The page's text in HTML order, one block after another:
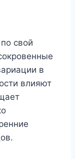
свой
в
влияют